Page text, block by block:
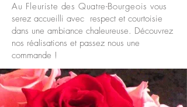
Au Fleuriste des Quatre-Bourgeois vous
serez accueilli avec respect et courtoisie
dans une ambiance chaleureuse. Découvrez
nos réalisations et passez nous une
commande !